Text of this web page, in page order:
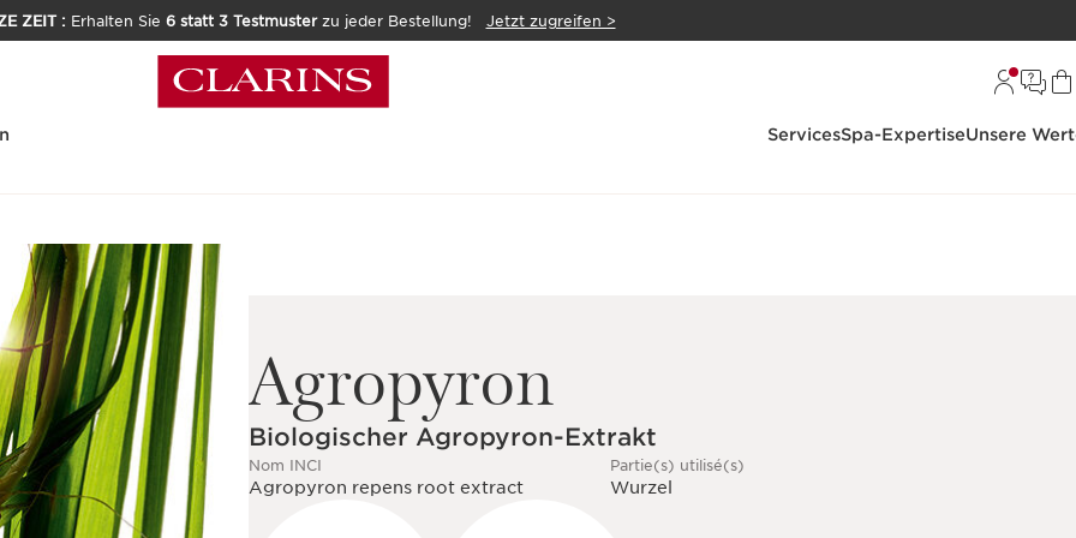
ZEIT : Erhalten Sie 6 statt 3 Testmusterzu jeder Bestellung! Jetzt zugreifen >
ServicesSpa-ExpertiseUnsere
Agropyron
Biologischer Agropyron-Extrakt
Nom INCI
Agropyron repens root extract
Partie(s) utilisé(s)
Wurzel